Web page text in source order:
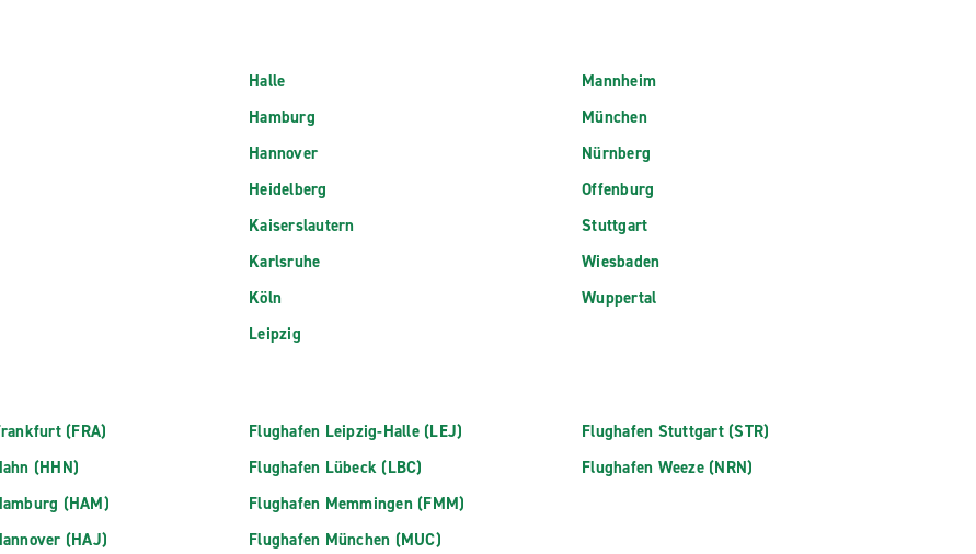
Halle
Hamburg
Hannover
Heidelberg
Kaiserslautern
Karlsruhe
Köln
Leipzig
Mannheim
München
Nürnberg
Offenburg
Stuttgart
Wiesbaden
Wuppertal
(FRA)
(HHN)
(HAM)
(HAJ)
Flughafen Leipzig-Halle (LEJ)
Flughafen Lübeck (LBC)
Flughafen Memmingen (FMM)
Flughafen München (MUC)
Flughafen Stuttgart (STR)
Flughafen Weeze (NRN)